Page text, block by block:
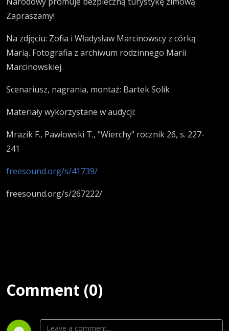
Zapraszamy!
Na zdjęciu: Zofia i Władysław Marcinowscy z córką
Marią. Fotografia z archiwum rodzinnego Marii
Marcinowskiej.
Scenariusz, nagrania, montaż: Bartek Solik
Materiały wykorzystane w audycji:
Mrazik F., Pawłowski T., "Wierchy" rocznik 26, s. 227-
241
freesound.org/s/41739/
freesound.org/s/267222/
Comment (0)